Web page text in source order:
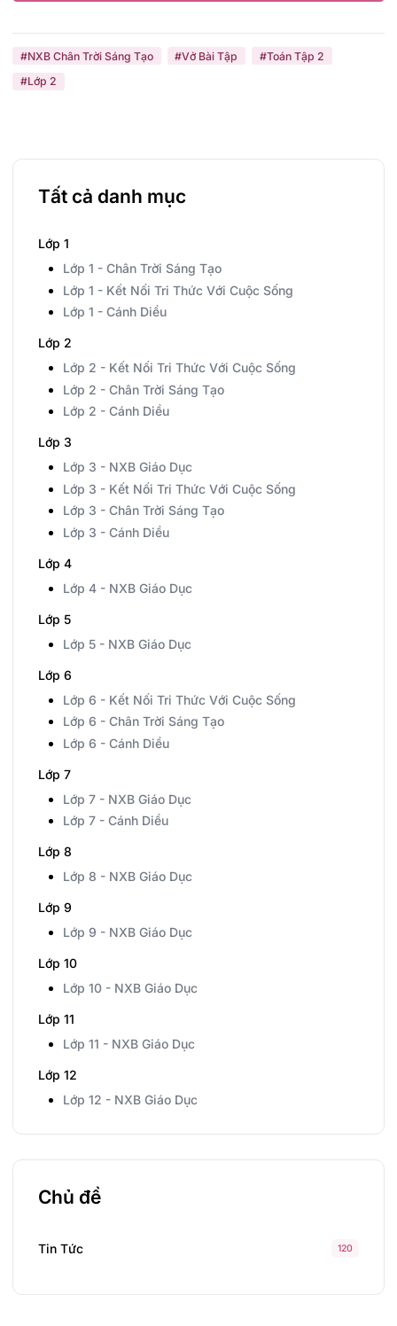
#NXB Chân Trời Sáng Tạo #Vở Bài Tập
#Toán Tập 2
#Lớp 2
Tất cả danh mục
Lớp 1
Lớp 1 - Chân Trời Sáng Tạo
Lớp 1 - Kết Nối Tri Thức Với Cuộc Sống
Lớp 1 - Cánh Diều
Lớp 2
Lớp 2 - Kết Nối Tri Thức Với Cuộc Sống
Lớp 2 - Chân Trời Sáng Tạo
Lớp 2 - Cánh Diều
Lớp 3
Lớp 3 - NXB Giáo Dục
Lớp 3 - Kết Nối Tri Thức Với Cuộc Sống
Lớp 3 - Chân Trời Sáng Tạo
Lớp 3 - Cánh Diều
Lớp 4
Lớp 4 - NXB Giáo Dục
Lớp 5
Lớp 5 - NXB Giáo Dục
Lớp 6
Lớp 6 - Kết Nối Tri Thức Với Cuộc Sống
Lớp 6 - Chân Trời Sáng Tạo
Lớp 6 - Cánh Diều
Lớp 7
Lớp 7 - NXB Giáo Dục
Lớp 7 - Cánh Diều
Lớp 8
Lớp 8 - NXB Giáo Dục
Lớp 9
Lớp 9 - NXB Giáo Dục
Lớp 10
Lớp 10 - NXB Giáo Dục
Lớp 11
Lớp 11 - NXB Giáo Dục
Lớp 12
Lớp 12 - NXB Giáo Dục
Chủ đề
Tin Tức 120